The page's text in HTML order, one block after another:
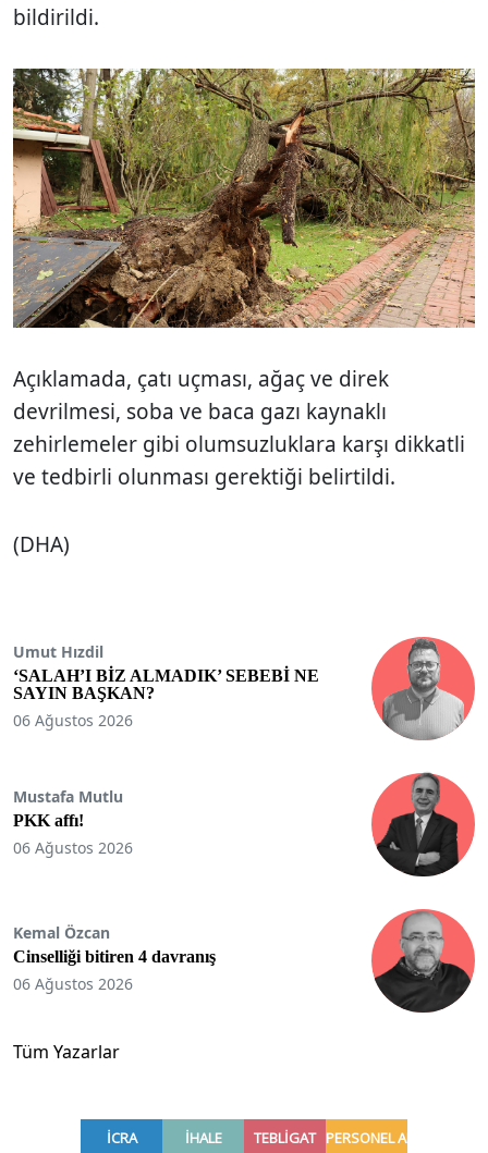
bildirildi.
Açıklamada, çatı uçması, ağaç ve direk
devrilmesi, soba ve baca gazı kaynaklı
zehirlemeler gibi olumsuzluklara karşı dikkatli
ve tedbirli olunması gerektiği belirtildi.
(DHA)
Umut Hızdil
‘SALAH’I BİZ ALMADIK’ SEBEBİ NE
SAYIN BAŞKAN?
06 Ağustos 2026
Mustafa Mutlu
PKK affı!
06 Ağustos 2026
Kemal Özcan
Cinselliği bitiren 4 davranış
06 Ağustos 2026
Tüm Yazarlar